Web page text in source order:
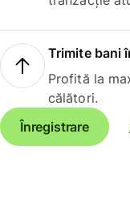
Trimite bani
Profită la
călători.
Înregistrare